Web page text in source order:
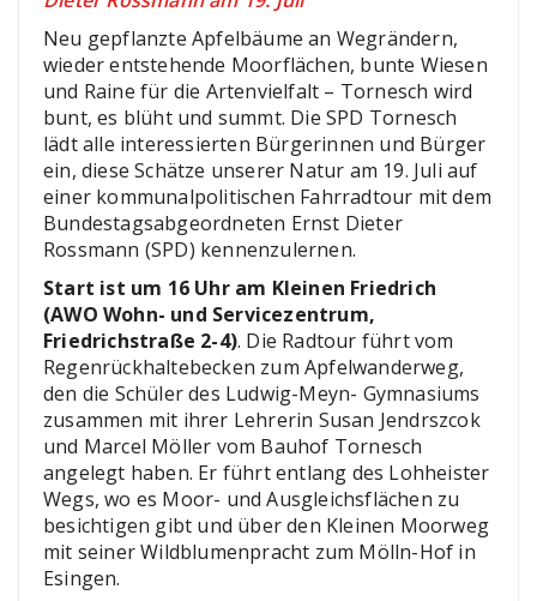
Neu gepflanzte Apfelbäume an Wegrändern,
wieder entstehende Moorflächen, bunte Wiesen
und Raine für die Artenvielfalt – Tornesch wird
bunt, es blüht und summt. Die SPD Tornesch
lädt alle interessierten Bürgerinnen und Bürger
ein, diese Schätze unserer Natur am 19. Juli auf
einer kommunalpolitischen Fahrradtour mit dem
Bundestagsabgeordneten Ernst Dieter
Rossmann (SPD) kennenzulernen.
Start ist um 16 Uhr am Kleinen Friedrich
(AWO Wohn- und Servicezentrum,
Friedrichstraße 2-4). Die Radtour führt vom
Regenrückhaltebecken zum Apfelwanderweg,
den die Schüler des Ludwig-Meyn- Gymnasiums
zusammen mit ihrer Lehrerin Susan Jendrszcok
und Marcel Möller vom Bauhof Tornesch
angelegt haben. Er führt entlang des Lohheister
Wegs, wo es Moor- und Ausgleichsflächen zu
besichtigen gibt und über den Kleinen Moorweg
mit seiner Wildblumenpracht zum Mölln-Hof in
Esingen.